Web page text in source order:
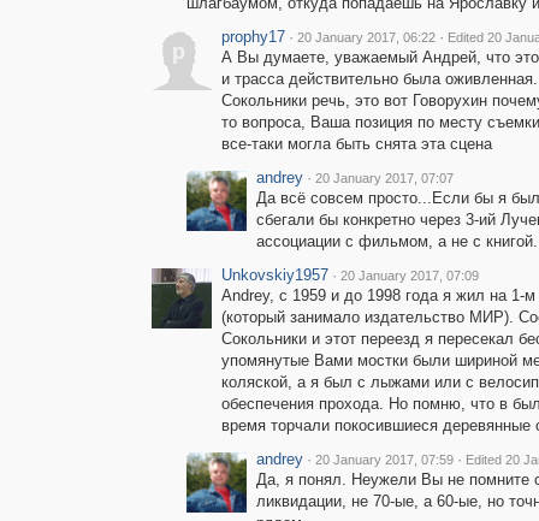
p
prophy17 · 20 January 2017, 06:22 · Edited 20
А Вы думаете, уважаемый Андрей, что
и трасса действительно была
Сокольники речь, это вот Говорухин
то вопроса, Ваша позиция по месту
все-таки могла быть снята эта сцена
andrey · 20 January 2017, 07:07
Да всё совсем просто...Если бы я
сбегали бы конкретно через 3-ий
ассоциации с фильмом, а не с
Unkovskiy1957 · 20 January 2017, 07:09
Andrey, с 1959 и до 1998 года я жил на 1-
(который занимало издательство МИР).
Сокольники и этот переезд я пересекал
упомянутые Вами мостки были шириной
коляской, а я был с лыжами или с
обеспечения прохода. Но помню, что в
время торчали покосившиеся
andrey · 20 January 2017, 07:59 · Edited 20
Да, я понял. Неужели Вы не помните
ликвидации, не 70-ые, а 60-ые, но